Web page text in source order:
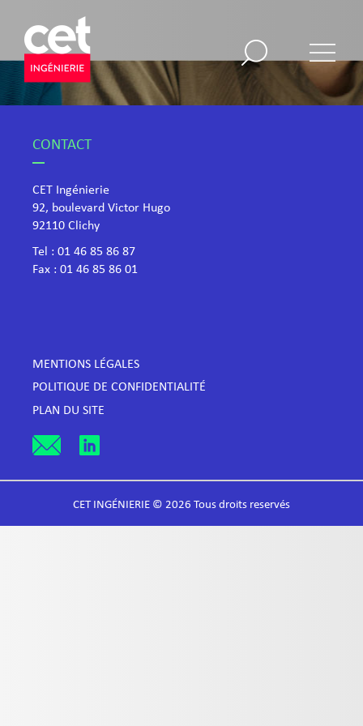
CONTACT
CET Ingénierie
92, boulevard Victor Hugo
​92110 Clichy
Tel : 01 46 85 86 87
Fax : 01 46 85 86 01
MENTIONS LÉGALES
POLITIQUE DE CONFIDENTIALITÉ
PLAN DU SITE
CET INGÉNIERIE © 2026 Tous droits reservés